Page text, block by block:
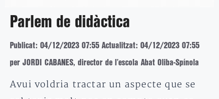
Parlem de didàctica
Publicat: 04/12/2023 07:55 Actualitzat: 04/12/2023 07:55
per JORDI CABANES, director de l’escola Abat Oliba-Spínola
Avui voldria tractar un aspecte que se